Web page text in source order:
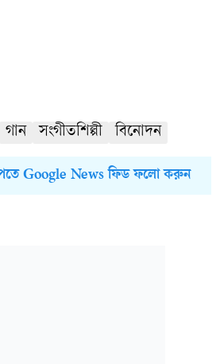
গান সংগীতশিল্পী বিনোদন
Google News ফিড ফলো করুন